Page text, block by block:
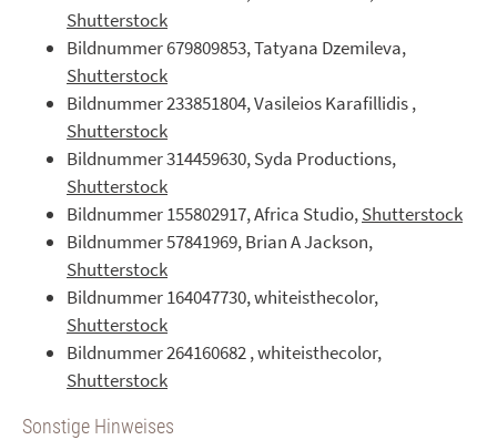
Shutterstock
Bildnummer 679809853, Tatyana Dzemileva,
Shutterstock
Bildnummer 233851804, Vasileios Karafillidis ,
Shutterstock
Bildnummer 314459630, Syda Productions,
Shutterstock
Bildnummer 155802917, Africa Studio,Shutterstock
Bildnummer 57841969, Brian A Jackson,
Shutterstock
Bildnummer 164047730, whiteisthecolor,
Shutterstock
Bildnummer 264160682 , whiteisthecolor,
Shutterstock
Sonstige Hinweises